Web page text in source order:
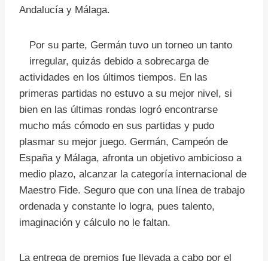
Andalucía y Málaga.
Por su parte, Germán tuvo un torneo un tanto
irregular, quizás debido a sobrecarga de
actividades en los últimos tiempos. En las
primeras partidas no estuvo a su mejor nivel, si
bien en las últimas rondas logró encontrarse
mucho más cómodo en sus partidas y pudo
plasmar su mejor juego. Germán, Campeón de
España y Málaga, afronta un objetivo ambicioso a
medio plazo, alcanzar la categoría internacional de
Maestro Fide. Seguro que con una línea de trabajo
ordenada y constante lo logra, pues talento,
imaginación y cálculo no le faltan.
La entrega de premios fue llevada a cabo por el